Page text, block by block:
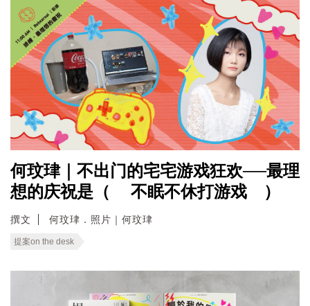
何玟珒｜不出门的宅宅游戏狂欢──最理
想的庆祝是（ 不眠不休打游戏 ）
撰文 何玟珒．照片｜何玟珒
提案on the desk